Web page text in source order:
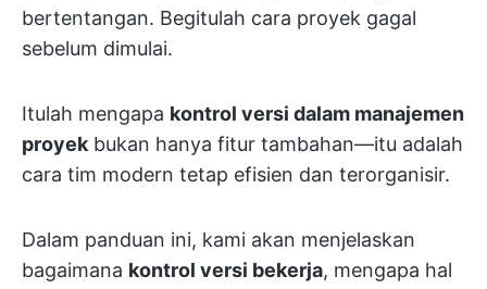
bertentangan. Begitulah cara proyek gagal
sebelum dimulai.
Itulah mengapa kontrol versi dalam manajemen
proyek bukan hanya fitur tambahan—itu adalah
cara tim modern tetap efisien dan terorganisir.
Dalam panduan ini, kami akan menjelaskan
bagaimana kontrol versi bekerja, mengapa hal